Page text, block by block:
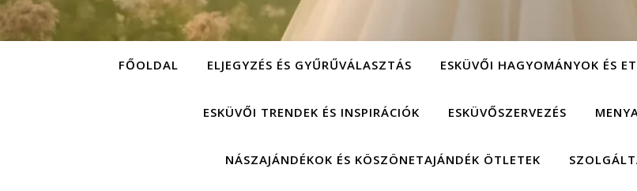
FŐOLDAL ELJEGYZÉS ÉS GYŰRŰVÁLASZTÁS ESKÜVŐI HAGYOMÁNYOK ÉS
ESKÜVŐI TRENDEK ÉS INSPIRÁCIÓK ESKÜVŐSZERVEZÉS
NÁSZAJÁNDÉKOK ÉS KÖSZÖNETAJÁNDÉK ÖTLETEK